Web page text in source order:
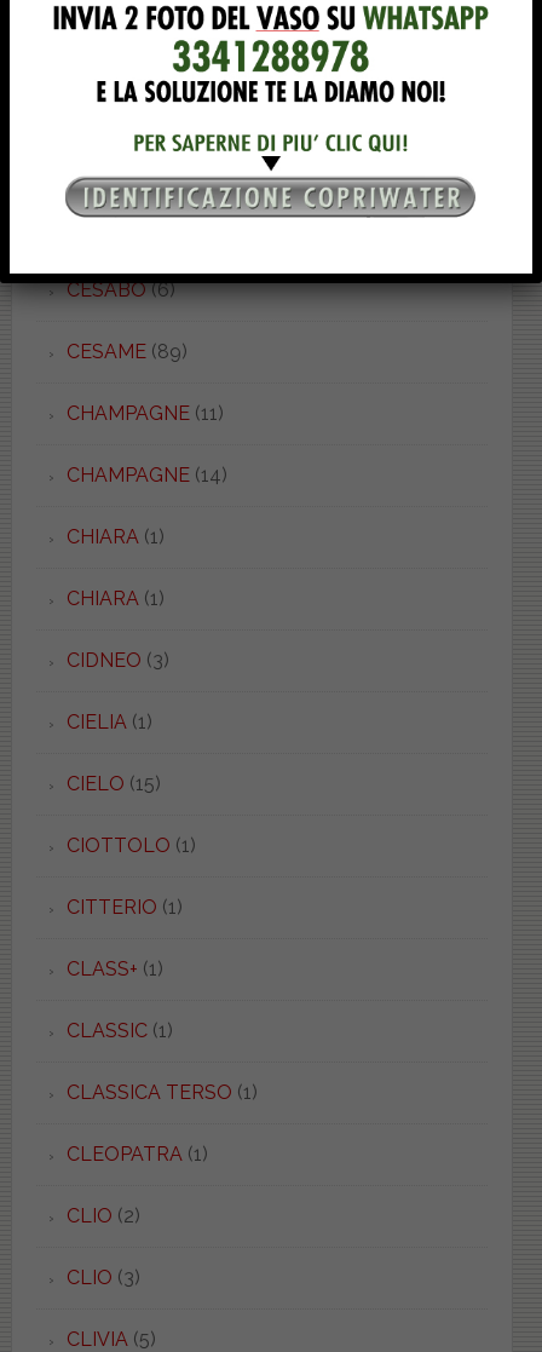
(90)
CENTO(1)
CESABO(6)
CESAME(89)
CHAMPAGNE(11)
CHAMPAGNE(14)
CHIARA (1)
CHIARA (1)
CIDNEO (3)
CIELIA (1)
CIELO (15)
CIOTTOLO (1)
CITTERIO (1)
CLASS+ (1)
CLASSIC(1)
CLASSICA TERSO (1)
CLEOPATRA (1)
CLIO (2)
CLIO (3)
CLIVIA (5)